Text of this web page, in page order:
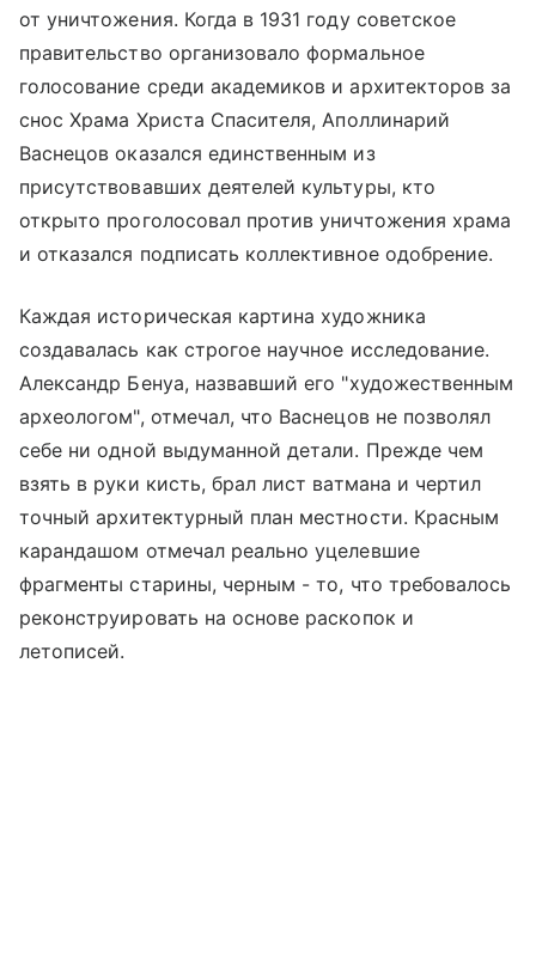
от уничтожения. Когда в 1931 году советское
правительство организовало формальное
голосование среди академиков и архитекторов за
сносХрама Христа Спасителя, Аполлинарий
Васнецов оказался единственным из
присутствовавших деятелей культуры, кто
открыто проголосовал против уничтожения храма
и отказался подписать коллективное одобрение.
Каждая историческая картина художника
создавалась как строгое научное исследование.
Александр Бенуа, назвавший его "художественным
археологом", отмечал, что Васнецов не позволял
себе ни одной выдуманной детали. Прежде чем
взять в руки кисть, брал лист ватмана и чертил
точный архитектурный план местности. Красным
карандашом отмечал реально уцелевшие
фрагменты старины, черным - то, что требовалось
реконструировать на основе раскопок и
летописей.